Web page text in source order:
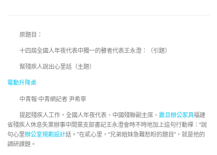
原題目：
十四屆全國人年夜代表中獨一的瞽者代表王永澄：（引題）
幫殘疾人說出心里話（主題）
電動升降桌
中青報·中青網記者 尹希寧
提起殘疾人工作，全國人年夜代表、中國殘聯副主席、 震旦辦公家具福建
省殘疾人休息失業辦事中間黨支部書記王永澄會時不時地加上這句行動禪：“說
句心里辦公室規劃設計話。”在貳心里，“兄弟姐妹急難愁盼的題目”，就是他的
調研課題。